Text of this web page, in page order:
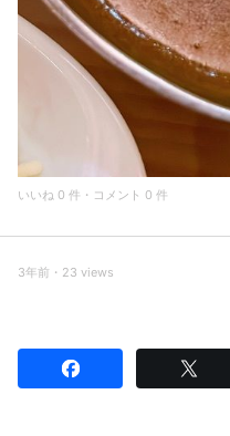
いいね 0 件・コメント 0 件
3年前・23 views